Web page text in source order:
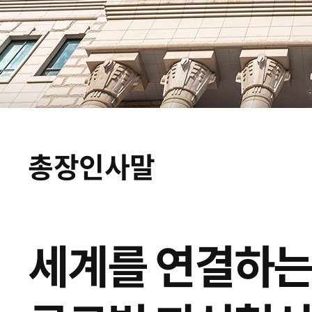
총장인사말
세계를 연결하는